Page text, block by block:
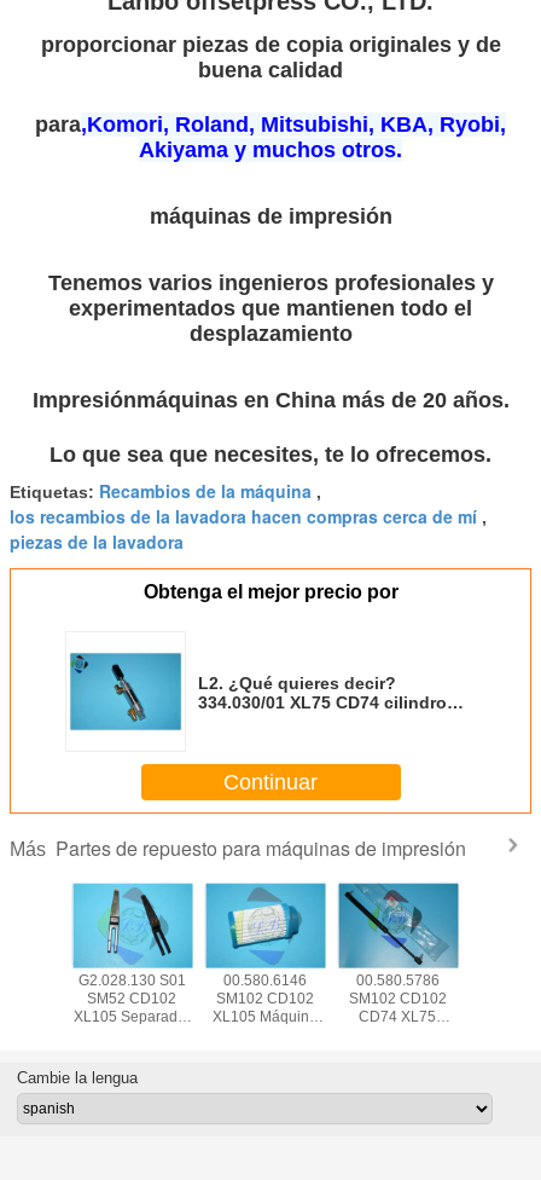
proporcionar piezas de copia originales y de
buena calidad
para,Komori, Roland, Mitsubishi, KBA, Ryobi,
Akiyama y muchos otros.
máquinas de impresión
Tenemos varios ingenieros profesionales y
experimentados que mantienen todo el
desplazamiento
Impresiónmáquinas en China más de 20 años.
Lo que sea que necesites, te lo ofrecemos.
Etiquetas: Recambios de la máquina ,
los recambios de la lavadora hacen compras cerca de mí ,
piezas de la lavadora
Obtenga el mejor precio por
L2. ¿Qué quieres decir?
334.030/01 XL75 CD74 cilindro
Continuar
Más Partes de repuesto para máquinas de impresión
con
de
G2.028.130 S01
SM52 CD102
XL105 Separador
impresión
Cuchilla con
L79mm W12mm
00.580.6146
SM102 CD102
XL105 Máquina
aire FA001105
00.580.5786
SM102 CD102
CD74 XL75
impresión HD
Sensor
de
Cambie la lengua